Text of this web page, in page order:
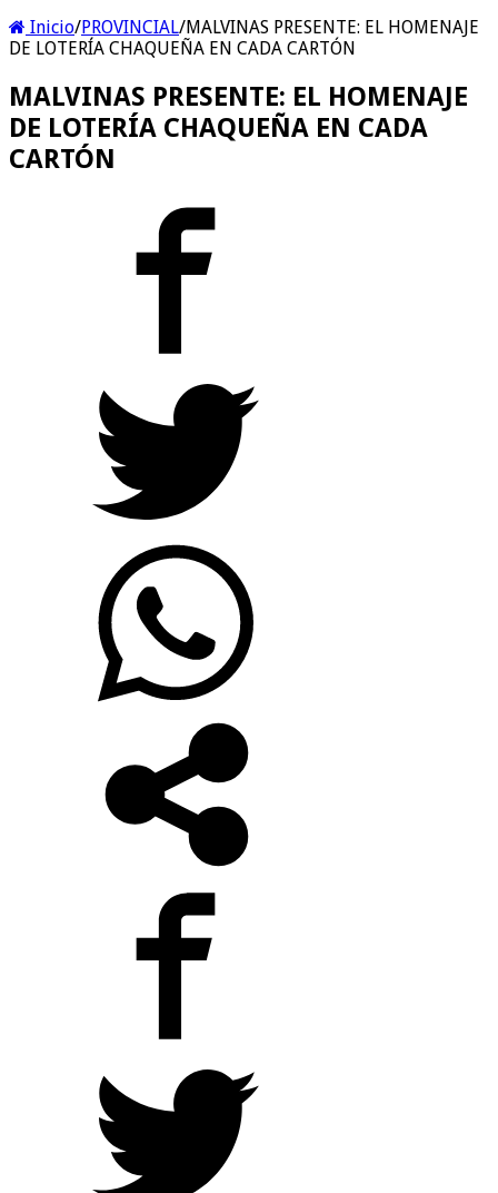
Inicio/PROVINCIAL/MALVINAS PRESENTE: EL HOMENAJE
DE LOTERÍA CHAQUEÑA EN CADA CARTÓN
MALVINAS PRESENTE: EL HOMENAJE
DE LOTERÍA CHAQUEÑA EN CADA
CARTÓN